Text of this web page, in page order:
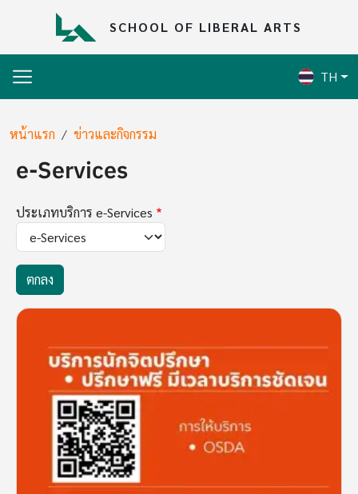
SCHOOL OF LIBERAL ARTS
TH
Breadcrumb
หน้าแรก ข่าวและกิจกรรม
e-Services
ประเภทบริการ e-Services